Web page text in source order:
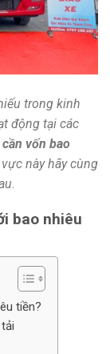
trong kinh
động tại các
cần vốn bao
này hãy cùng
bao nhiêu
tiền?